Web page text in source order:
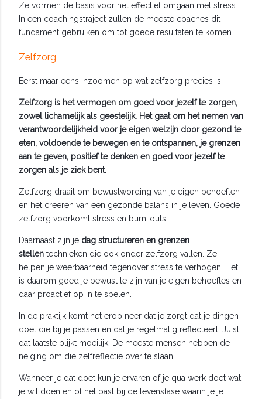
Ze vormen de basis voor het effectief omgaan met stress.
In een coachingstraject zullen de meeste coaches dit
fundament gebruiken om tot goede resultaten te komen.
Zelfzorg
Eerst maar eens inzoomen op wat zelfzorg precies is.
Zelfzorg is het vermogen om goed voor jezelf te zorgen,
zowel lichamelijk als geestelijk. Het gaat om het nemen van
verantwoordelijkheid voor je eigen welzijn door gezond te
eten, voldoende te bewegen en te ontspannen, je grenzen
aan te geven, positief te denken en goed voor jezelf te
zorgen als je ziek bent.
Zelfzorg draait om bewustwording van je eigen behoeften
en het creëren van een gezonde balans in je leven. Goede
zelfzorg voorkomt stress en burn-outs.
Daarnaast zijn je dag structureren en grenzen
stellen technieken die ook onder zelfzorg vallen. Ze
helpen je weerbaarheid tegenover stress te verhogen. Het
is daarom goed je bewust te zijn van je eigen behoeftes en
daar proactief op in te spelen.
In de praktijk komt het erop neer dat je zorgt dat je dingen
doet die bij je passen en dat je regelmatig reflecteert. Juist
dat laatste blijkt moeilijk. De meeste mensen hebben de
neiging om die zelfreflectie over te slaan.
Wanneer je dat doet kun je ervaren of je qua werk doet wat
je wil doen en of het past bij de levensfase waarin je je